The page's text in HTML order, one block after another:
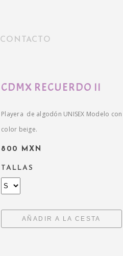
CONTACTO
CDMX RECUERDO II
Playera de algodón UNISEX Modelo
color beige.
800 MXN
TALLAS
AÑADIR A LA CESTA